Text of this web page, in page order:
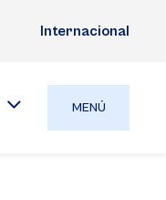
Internacional
MENÚ